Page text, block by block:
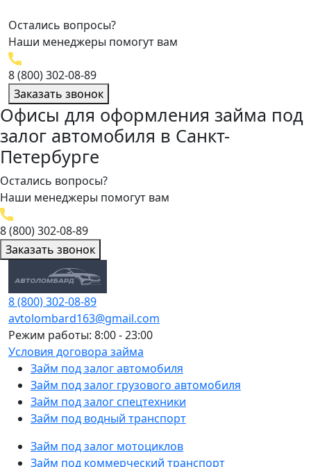
Остались вопросы?
Наши менеджеры помогут вам
8 (800) 302-08-89
Заказать звонок
Офисы для оформления займа под
залог автомобиля в Санкт-
Петербурге
Остались вопросы?
Наши менеджеры помогут вам
8 (800) 302-08-89
Заказать звонок
8 (800) 302-08-89
avtolombard163@gmail.com
Режим работы: 8:00 - 23:00
Условия договора займа
Займ под залог автомобиля
Займ под залог грузового автомобиля
Займ под залог спецтехники
Займ под водный транспорт
Займ под залог мотоциклов
Займ под коммерческий транспорт